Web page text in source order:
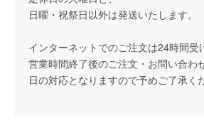
日曜・祝祭日以外は発送いたします。
インターネットでのご注文は24時間受
営業時間終了後のご注文・お問い合わ
日の対応となりますので予めご了承く